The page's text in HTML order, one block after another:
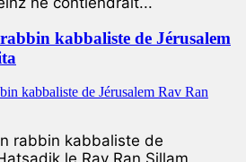
kabbaliste de Jérusalem
rabbin kabbaliste de